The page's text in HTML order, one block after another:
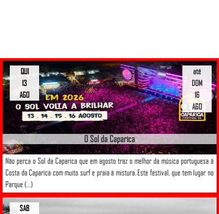
O Sol da Caparica
Não perca o Sol da Caparica que em agosto traz o melhor da música portuguesa à
Costa da Caparica com muito surf e praia à mistura. Este festival, que tem lugar no
Parque (...)
até
DOM
16
AGO
QUI
13
AGO
SAB